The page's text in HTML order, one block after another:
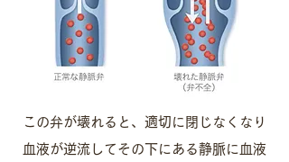
この弁が壊れると、適切に閉じなくなり
血液が逆流してその下にある静脈に血液